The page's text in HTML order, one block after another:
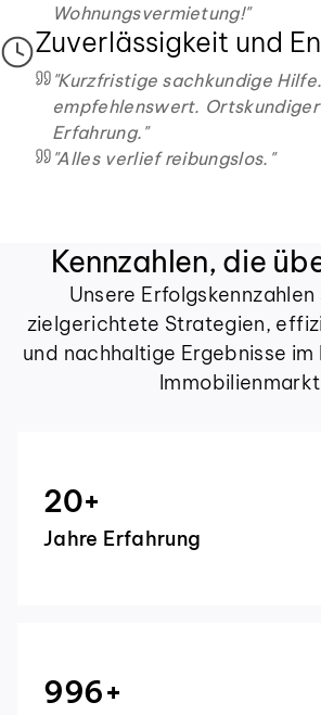
Wohnungsvermietung!"
Zuverlässigkeit und
"Kurzfristige sachkundige
empfehlenswert.
Erfahrung. "
"Alles verlief reibungslos. "
Kennzahlen, die
Unsere
zielgerichtete Strategien,
und nachhaltige Ergebnisse
20+
Jahre Erfahrung
1000+